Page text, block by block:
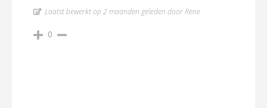
Laatst bewerkt op 2 maanden geleden door Rene
0